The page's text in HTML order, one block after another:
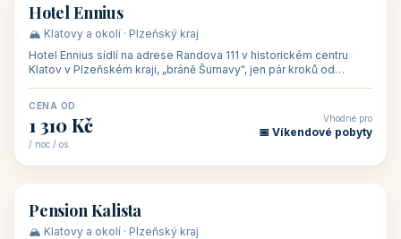
🏨 hotel
Hotel Ennius
🏔️ Klatovy a okolí · Plzeňský kraj
Hotel Ennius sídlí na adrese Randova 111 v historickém centru
Klatov v Plzeňském kraji, „bráně Šumavy", jen pár kroků od
CENA OD
1 310 Kč
/ noc / os.
Vhodné pro
📅 Víkendové pobyty
🏡 penzion
Pension Kalista
🏔️ Klatovy a okolí · Plzeňský kraj